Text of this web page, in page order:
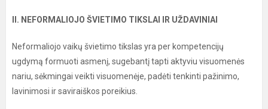
II. NEFORMALIOJO ŠVIETIMO TIKSLAI IR UŽDAVINIAI
Neformaliojo vaikų švietimo tikslas yra per kompetencijų
ugdymą formuoti asmenį, sugebantį tapti aktyviu visuomenės
nariu, sėkmingai veikti visuomenėje, padėti tenkinti pažinimo,
lavinimosi ir saviraiškos poreikius.